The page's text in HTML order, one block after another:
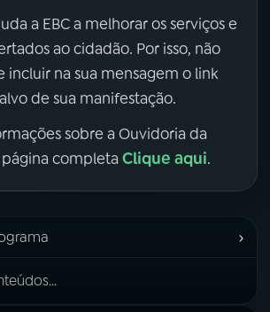
a EBC a melhorar os serviços e
ao cidadão. Por isso, não
incluir na sua mensagem o link
de sua manifestação.
sobre a Ouvidoria da
página completa Clique aqui.
›